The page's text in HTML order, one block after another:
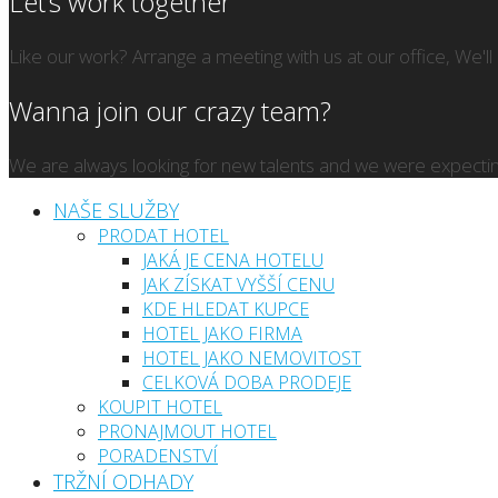
Like our work? Arrange a meeting with us at our office,
Wanna join our crazy team?
We are always looking for new talents and we were
NAŠE SLUŽBY
PRODAT HOTEL
JAKÁ JE CENA HOTELU
JAK ZÍSKAT VYŠŠÍ CENU
KDE HLEDAT KUPCE
HOTEL JAKO FIRMA
HOTEL JAKO NEMOVITOST
CELKOVÁ DOBA PRODEJE
KOUPIT HOTEL
PRONAJMOUT HOTEL
PORADENSTVÍ
TRŽNÍ ODHADY